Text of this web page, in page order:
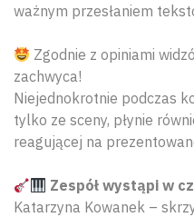
ważnym przesłaniem
Zgodnie z opiniami
zachwyca!
Niejednokrotnie podczas
tylko ze sceny, płynie
reagującej na
Zespół wystąpi w
Katarzyna Kowanek –